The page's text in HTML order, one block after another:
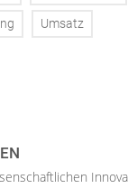
Umsatz